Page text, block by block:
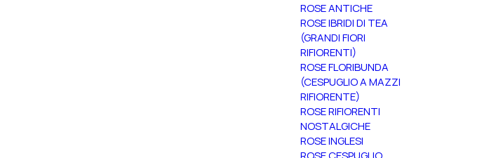
ROSE ANTICHE
ROSE IBRIDI DI TEA
(GRANDI FIORI
RIFIORENTI)
ROSE FLORIBUNDA
(CESPUGLIO A MAZZI
RIFIORENTE)
ROSE RIFIORENTI
NOSTALGICHE
ROSE INGLESI